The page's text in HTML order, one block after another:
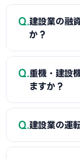
A
はい、通り
万円まで借入
Q 建設業の融
か？
A
施工経験年
技士・建築士等
す。
Q 重機・建設
ますか？
A
はい、設備
に明記してくだ
Q 建設業の運